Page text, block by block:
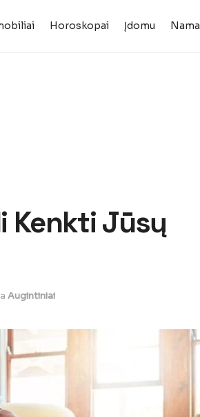
Horoskopai Įdomu
Kenkti Jūsų
Augintiniai